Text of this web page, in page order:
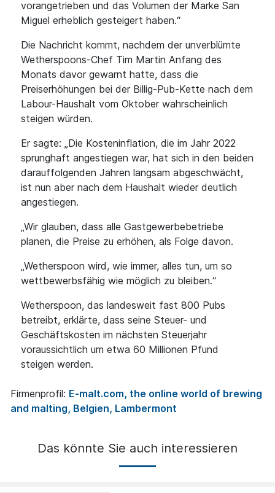
vorangetrieben und das Volumen der Marke San
Miguel erheblich gesteigert haben.“
Die Nachricht kommt, nachdem der unverblümte
Wetherspoons-Chef Tim Martin Anfang des
Monats davor gewarnt hatte, dass die
Preiserhöhungen bei der Billig-Pub-Kette nach dem
Labour-Haushalt vom Oktober wahrscheinlich
steigen würden.
Er sagte: „Die Kosteninflation, die im Jahr 2022
sprunghaft angestiegen war, hat sich in den beiden
darauffolgenden Jahren langsam abgeschwächt,
ist nun aber nach dem Haushalt wieder deutlich
angestiegen.
„Wir glauben, dass alle Gastgewerbebetriebe
planen, die Preise zu erhöhen, als Folge davon.
„Wetherspoon wird, wie immer, alles tun, um so
wettbewerbsfähig wie möglich zu bleiben.“
Wetherspoon, das landesweit fast 800 Pubs
betreibt, erklärte, dass seine Steuer- und
Geschäftskosten im nächsten Steuerjahr
voraussichtlich um etwa 60 Millionen Pfund
steigen werden.
Firmenprofil: E-malt.com, the online world of brewing
and malting, Belgien, Lambermont
Das könnte Sie auch interessieren